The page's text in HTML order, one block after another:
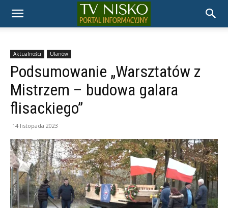
TELEWIZJA
NISKO
Aktualności Ulanów
Podsumowanie „Warsztatów z
Mistrzem – budowa galara
flisackiego”
14 listopada 2023